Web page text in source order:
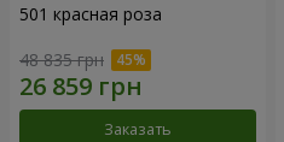
501 красная роза
48 835 грн
Заказать